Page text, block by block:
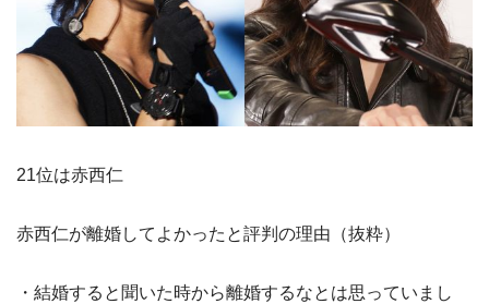
21位は赤西仁
赤西仁が離婚してよかったと評判の理由（抜粋）
・結婚すると聞いた時から離婚するなとは思っていまし